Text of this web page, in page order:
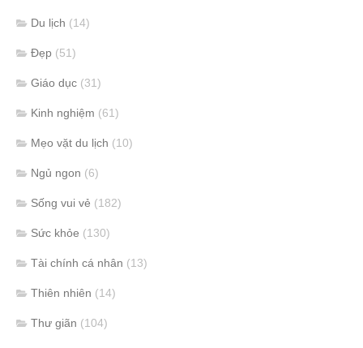
Du lịch (14)
Đẹp (51)
Giáo dục (31)
Kinh nghiệm (61)
Mẹo vặt du lịch (10)
Ngủ ngon (6)
Sống vui vẻ (182)
Sức khỏe (130)
Tài chính cá nhân (13)
Thiên nhiên (14)
Thư giãn (104)